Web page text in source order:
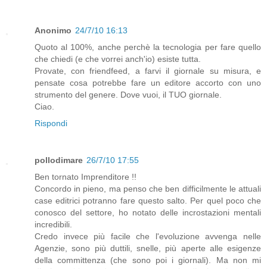
Anonimo 24/7/10 16:13
Quoto al 100%, anche perchè la tecnologia per fare quello
che chiedi (e che vorrei anch'io) esiste tutta.
Provate, con friendfeed, a farvi il giornale su misura, e
pensate cosa potrebbe fare un editore accorto con uno
strumento del genere. Dove vuoi, il TUO giornale.
Ciao.
Rispondi
pollodimare 26/7/10 17:55
Ben tornato Imprenditore !!
Concordo in pieno, ma penso che ben difficilmente le attuali
case editrici potranno fare questo salto. Per quel poco che
conosco del settore, ho notato delle incrostazioni mentali
incredibili.
Credo invece più facile che l'evoluzione avvenga nelle
Agenzie, sono più duttili, snelle, più aperte alle esigenze
della committenza (che sono poi i giornali). Ma non mi